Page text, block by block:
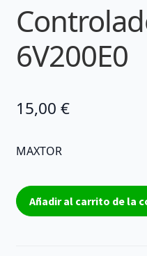
6V200E0
15,00 €
MAXTOR
Controladora
HD
Añadir al carrito de la